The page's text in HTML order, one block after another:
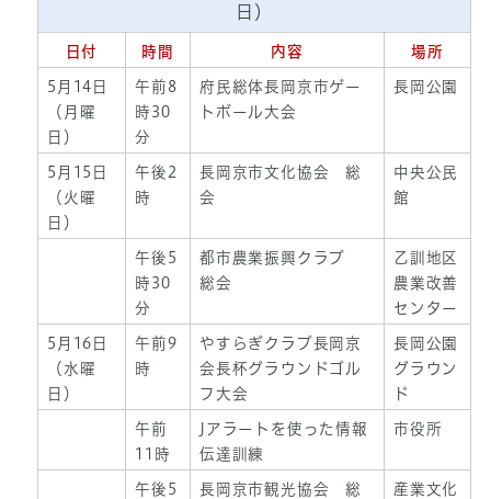
日）
日付 時間 内容 場所
5月14日
（月曜
日）
午前8
時30
分
府民総体長岡京市ゲー
トボール大会
長岡公園
5月15日
（火曜
日）
午後2
時
長岡京市文化協会 総
会
中央公民
館
午後5
時30
分
都市農業振興クラブ
総会
乙訓地区
農業改善
センター
5月16日
（水曜
日）
午前9
時
やすらぎクラブ長岡京
会長杯グラウンドゴル
フ大会
長岡公園
グラウン
ド
午前
11時
Jアラートを使った情報
伝達訓練
市役所
午後5
長岡京市観光協会 総
産業文化